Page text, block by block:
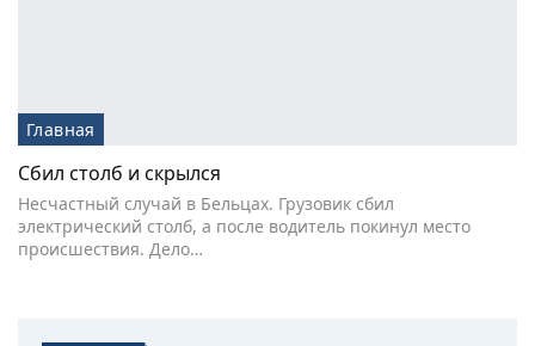
Главная
Сбил столб и скрылся
Несчастный случай в Бельцах. Грузовик сбил
электрический столб, а после водитель покинул место
происшествия. Дело…